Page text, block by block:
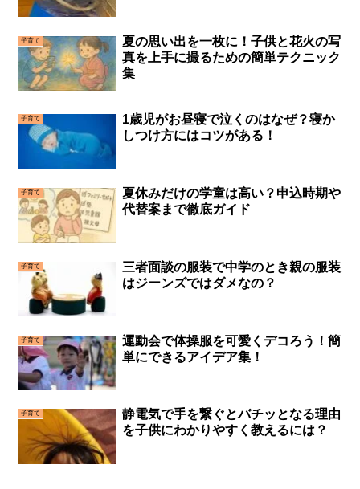
子育て
夏の思い出を一枚に！子供と花火の写
真を上手に撮るための簡単テクニック
集
子育て
1歳児がお昼寝で泣くのはなぜ？寝か
しつけ方にはコツがある！
子育て
夏休みだけの学童は高い？申込時期や
代替案まで徹底ガイド
子育て
三者面談の服装で中学のとき親の服装
はジーンズではダメなの？
子育て
運動会で体操服を可愛くデコろう！簡
単にできるアイデア集！
子育て
静電気で手を繋ぐとバチッとなる理由
を子供にわかりやすく教えるには？